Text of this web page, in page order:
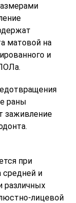
матовой на
и
раны
заживление
при
средней и
различных
лицевой